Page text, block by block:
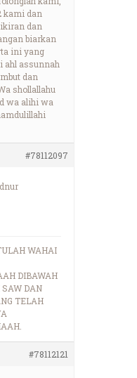
kami dan
dan
biarkan
ini yang
ahl assunnah
dan
shollallahu
wa alihi wa
#78112097
WAHAI
DIBAWAH
DAN
TELAH
#78112121